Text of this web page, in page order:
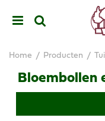
Home Producten
Bloembollen